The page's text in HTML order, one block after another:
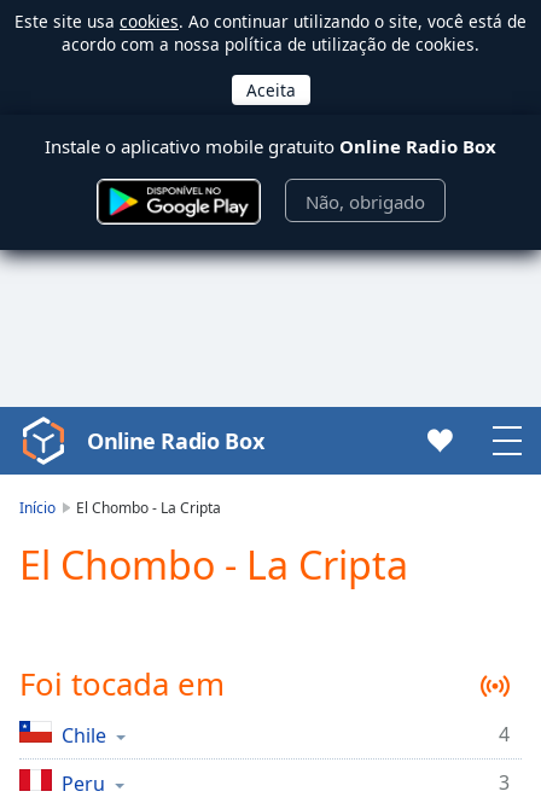
Este site usa cookies. Ao continuar utilizando o site, você está de
acordo com a nossa política de utilização de cookies.
Instale o aplicativo mobile gratuito Online Radio Box
Não, obrigado
Video
Player
Play
Video
Skip
Forward
Mute
Current
Time0:00
Online Radio Box
Início El Chombo - La Cripta
El Chombo - La Cripta
Foi tocada em
Chile
4
Peru
3